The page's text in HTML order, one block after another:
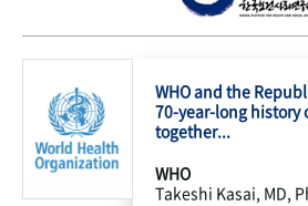
WHO and the
70-year-long history
together...
WHO
Takeshi Kasai, MD,